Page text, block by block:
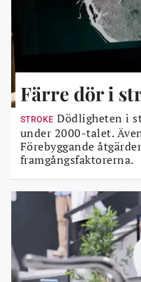
Färre dör i
STROKE Dödligheten i
under 2000-talet.
Förebyggande
framgångsfaktorerna.